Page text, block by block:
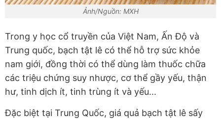
Ảnh/Nguồn: MXH
Trong y học cổ truyền của Việt Nam, Ấn Độ và
Trung quốc, bạch tật lê có thể hỗ trợ sức khỏe
nam giới, đồng thời có thể dùng làm thuốc chữa
các triệu chứng suy nhược, cơ thể gầy yếu, thận
hư, tinh dịch ít, tinh trùng ít và yếu...
Đặc biệt tại Trung Quốc, giá quả bạch tật lê sấy